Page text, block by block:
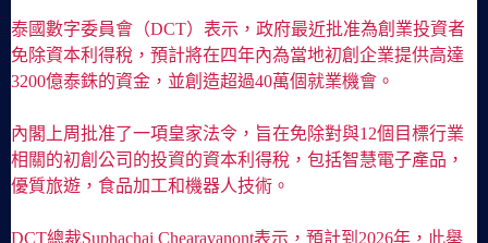
泰國數字委員會（DCT）表示，政府最近批准為創業投資者
免除資本利得稅，預計將在四年內為當地初創企業提供高達
3200億泰銖的資金，並創造超過40萬個就業機會。
內閣上周批准了一項皇家法令，旨在免除對與12個目標行業
相關的初創公司的投資的資本利得稅，包括智慧電子產品，
優質旅遊，食品加工和機器人技術。
DCT總裁Suphachai Chearavanont表示，預計到2026年，此舉